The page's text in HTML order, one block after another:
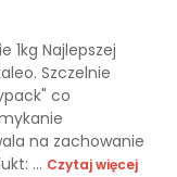
1kg Najlepszej
Szczelnie
co
na zachowanie
... Czytaj więcej